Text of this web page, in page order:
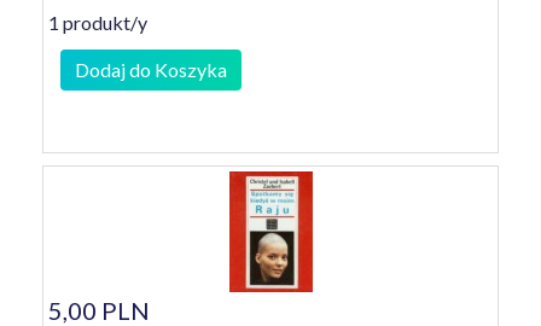
1 produkt/y
Dodaj do Koszyka
5,00 PLN